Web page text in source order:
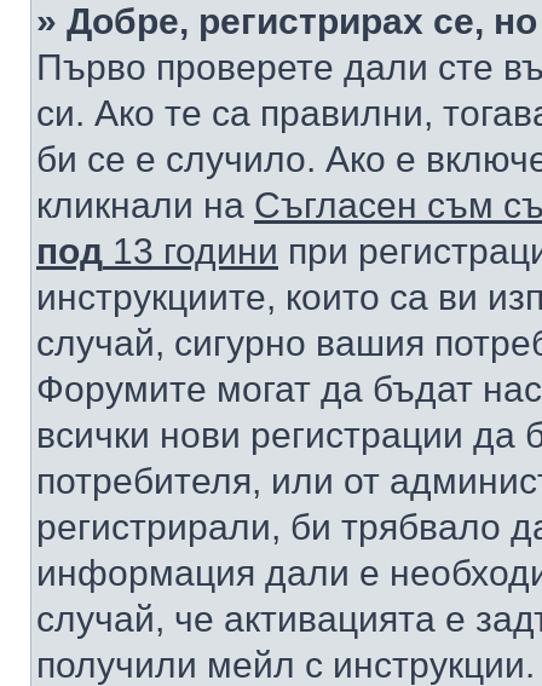
» Добре, регистрирах се,
Първо проверете дали сте
си. Ако те са правилни,
би се е случило. Ако е
кликнали на Съгласен съм
под 13 години при
инструкциите, които са ви
случай, сигурно вашия
Форумите могат да бъдат
всички нови регистрации да
потребителя, или от
регистрирали, би трябвало
информация дали е
случай, че активацията е
получили мейл с